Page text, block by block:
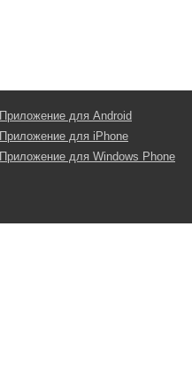
Приложение для Android
Приложение для iPhone
Приложение для Windows Phone